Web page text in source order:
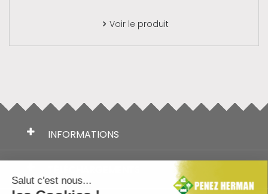
 Voir le produit
INFORMATIONS